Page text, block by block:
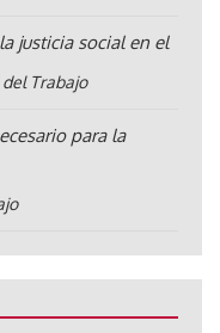
justicia social en el
Trabajo
para la